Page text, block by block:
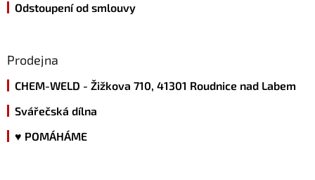
Odstoupení od smlouvy
Prodejna
CHEM-WELD - Žižkova 710, 41301 Roudnice nad Labem
Svářečská dílna
♥ POMÁHÁME